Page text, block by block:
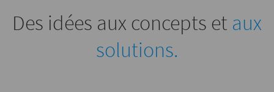
Des idées aux concepts et aux
solutions.